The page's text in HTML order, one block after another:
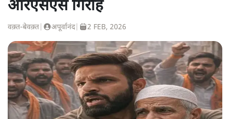
आरएसएस गिरोह
वक़्त-बेवक़्त अपूर्वानंद| 2 FEB, 2026